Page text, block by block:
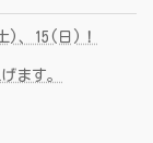
)、15(日)！
ます。